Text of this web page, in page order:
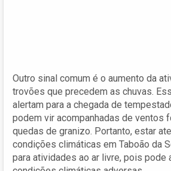
Outro sinal comum é o aumento da
trovões que precedem as chuvas.
alertam para a chegada de
podem vir acompanhadas de ventos
quedas de granizo. Portanto, estar
condições climáticas em Taboão da
para atividades ao ar livre, pois pode